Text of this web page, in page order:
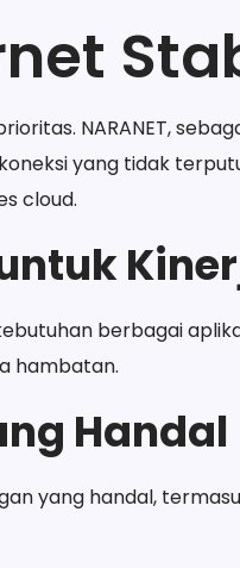
NARANET,
yang tidak
cloud.
berbagai
hambatan.
Handal
yang handal,